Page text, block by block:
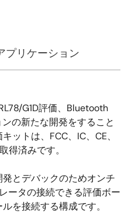
プリケーション
G1D評価、Bluetooth
の新たな開発をすること
ットは、FCC、IC、CE、
得済みです。
発とデバックのためオンチ
ータの接続できる評価ボー
を接続する構成です。